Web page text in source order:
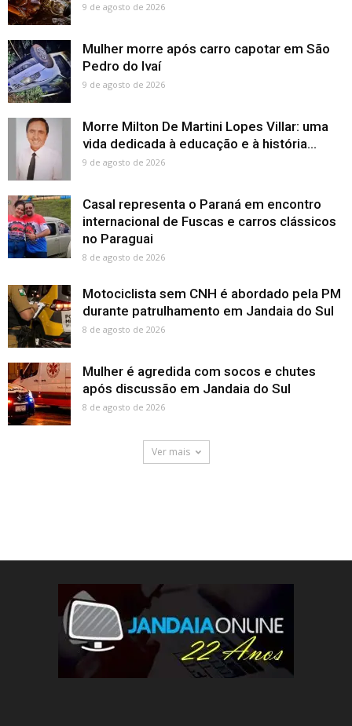
9 de agosto de 2026
Mulher morre após carro capotar em São
Pedro do Ivaí
9 de agosto de 2026
Morre Milton De Martini Lopes Villar: uma
vida dedicada à educação e à história...
9 de agosto de 2026
Casal representa o Paraná em encontro
internacional de Fuscas e carros clássicos
no Paraguai
8 de agosto de 2026
Motociclista sem CNH é abordado pela PM
durante patrulhamento em Jandaia do Sul
8 de agosto de 2026
Mulher é agredida com socos e chutes
após discussão em Jandaia do Sul
8 de agosto de 2026
Ver mais